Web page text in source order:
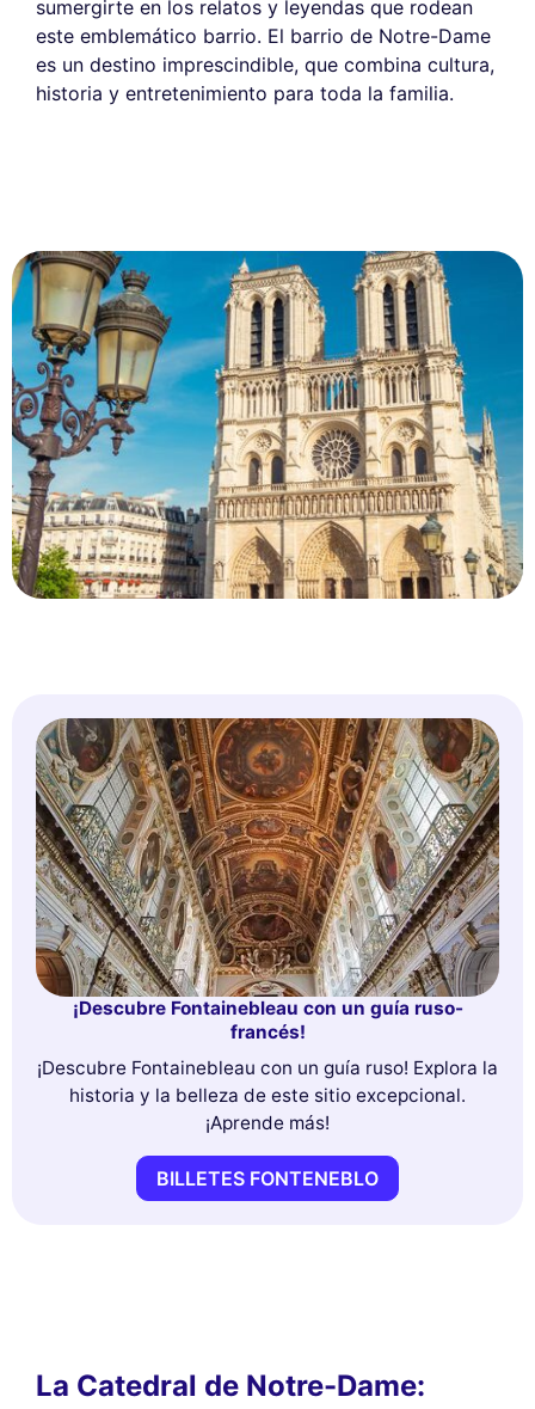
sumergirte en los relatos y leyendas que rodean
este emblemático barrio. El barrio de Notre-Dame
es un destino imprescindible, que combina cultura,
historia y entretenimiento para toda la familia.
¡Descubre Fontainebleau con un guía ruso-
francés!
¡Descubre Fontainebleau con un guía ruso! Explora la
historia y la belleza de este sitio excepcional.
¡Aprende más!
BILLETES FONTENEBLO
La Catedral de Notre-Dame: